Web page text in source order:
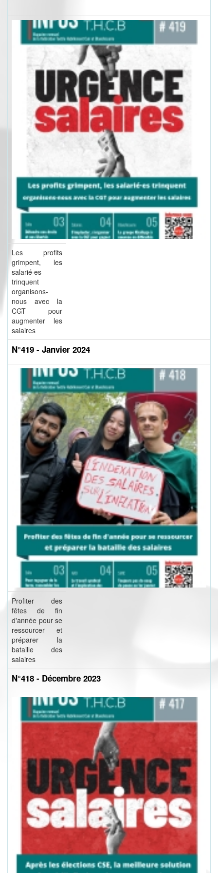
Les profits
grimpent, les
salarié·es
trinquent
organisons-
nous avec la
CGT pour
augmenter les
salaires
N°419 - Janvier 2024
Profiter des
fêtes de fin
d'année pour se
ressourcer et
préparer la
bataille des
salaires
N°418 - Décembre 2023